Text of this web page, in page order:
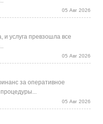
05 Авг 2026
и услуга превзошла все
05 Авг 2026
за оперативное
05 Авг 2026